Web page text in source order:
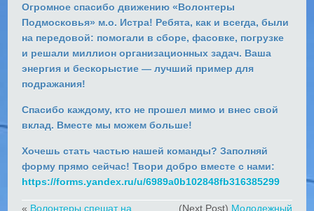
Огромное спасибо движению«Волонтеры
Подмосковья» м.о. Истра! Ребята, как и всегда, были
на передовой: помогали в сборе, фасовке, погрузке
и решали миллион организационных задач. Ваша
энергия и бескорыстие — лучший пример для
подражания!
Спасибо каждому, кто не прошел мимо и внес свой
вклад. Вместе мы можем больше!
Хочешь стать частью нашей команды? Заполняй
форму прямо сейчас! Твори добро вместе с нами:
https://forms.yandex.ru/u/6989a0b102848fb316385299
« Волонтеры спешат на
(Next Post) Молодежный